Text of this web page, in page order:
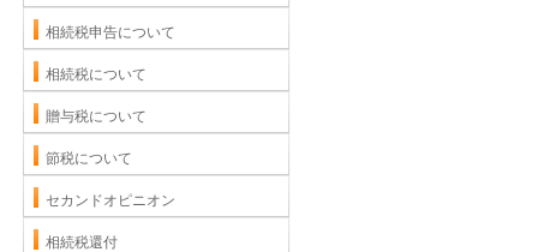
相続税申告について
相続税について
贈与税について
節税について
セカンドオピニオン
相続税還付